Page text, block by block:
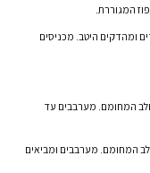
המגוררת.
ומהדקים היטב. מכניסים
המחומם. מערבבים עד
המחומם. מערבבים ומביאים